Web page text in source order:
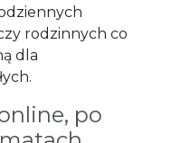
rodzinnych co
dla
po